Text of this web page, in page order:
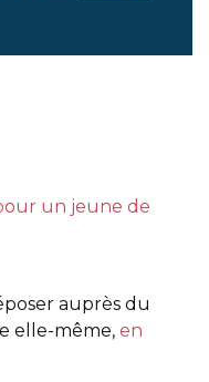
un jeune de
auprès du
elle-même, en